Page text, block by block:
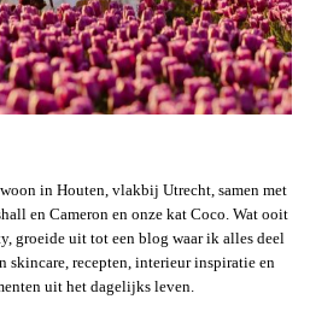
in Houten, vlakbij Utrecht, samen met
en Cameron en onze kat Coco. Wat ooit
groeide uit tot een blog waar ik alles deel
skincare, recepten, interieur inspiratie en
uit het dagelijks leven.